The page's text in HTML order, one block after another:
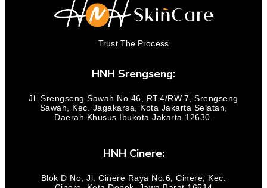
Trust The Process
HNH Srengseng:
Jl. Srengseng Sawah No.46, RT.4/RW.7, Srengseng
Sawah, Kec. Jagakarsa, Kota Jakarta Selatan,
Daerah Khusus Ibukota Jakarta 12630.
HNH Cinere:
Blok D No, Jl. Cinere Raya No.6, Cinere, Kec.